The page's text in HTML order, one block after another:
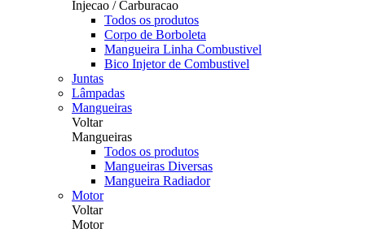
Injecao / Carburacao
Todos os produtos
Corpo de Borboleta
Mangueira Linha Combustivel
Bico Injetor de Combustivel
Juntas
Lâmpadas
Mangueiras
Voltar
Mangueiras
Todos os produtos
Mangueiras Diversas
Mangueira Radiador
Motor
Voltar
Motor